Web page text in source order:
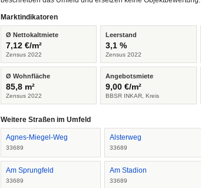
Marktindikatoren
Ø Nettokaltmiete
7,12 €/m²
Zensus 2022
Leerstand
3,1 %
Zensus 2022
Ø Wohnfläche
85,8 m²
Zensus 2022
Angebotsmiete
9,00 €/m²
BBSR INKAR, Kreis
Weitere Straßen im Umfeld
Agnes-Miegel-Weg
33689
Alsterweg
33689
Am Sprungfeld
33689
Am Stadion
33689